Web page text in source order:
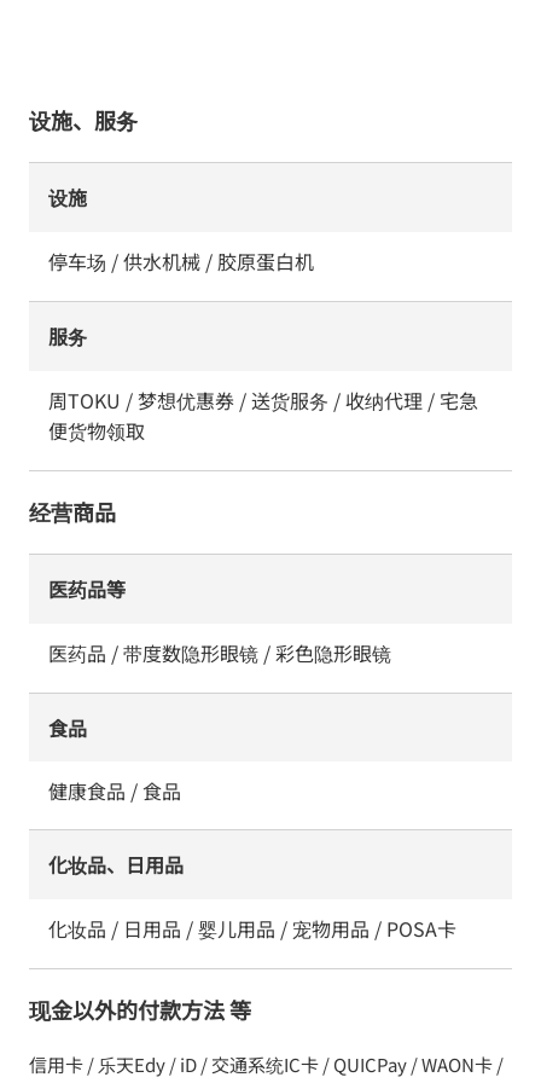
设施、服务
设施
停车场 / 供水机械 / 胶原蛋白机
服务
周TOKU / 梦想优惠券 / 送货服务 / 收纳代理 / 宅急
便货物领取
经营商品
医药品等
医药品 / 带度数隐形眼镜 / 彩色隐形眼镜
食品
健康食品 / 食品
化妆品、日用品
化妆品 / 日用品 / 婴儿用品 / 宠物用品 / POSA卡
现金以外的付款方法 等
信用卡 / 乐天Edy / iD / 交通系统IC卡 / QUICPay / WAON卡 /